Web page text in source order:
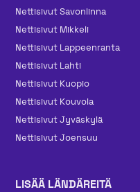
Nettisivut Savonlinna
Nettisivut Mikkeli
Nettisivut Lappeenranta
Nettisivut Lahti
Nettisivut Kuopio
Nettisivut Kouvola
Nettisivut Jyväskylä
Nettisivut Joensuu
LISÄÄ LÄNDÄREITÄ